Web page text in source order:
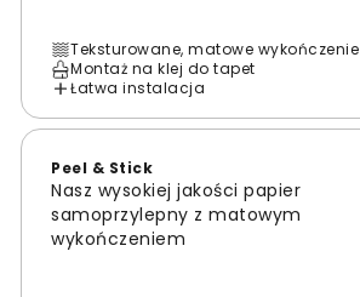
Teksturowane, matowe wykończenie
Montaż na klej do tapet
Łatwa instalacja
Peel & Stick
Nasz wysokiej jakości papier
samoprzylepny z matowym
wykończeniem